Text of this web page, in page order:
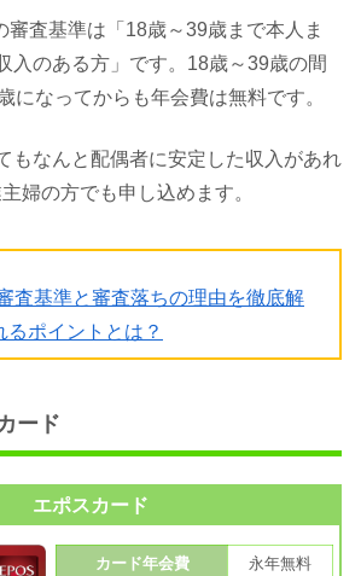
査基準は「18歳～39歳まで本人ま
入のある方」です。18歳～39歳の間
になってからも年会費は無料です。
もなんと配偶者に安定した収入があれ
婦の方でも申し込めます。
査基準と審査落ちの理由を徹底解
ポイントとは？
ード
エポスカード
カード年会費
永年無料